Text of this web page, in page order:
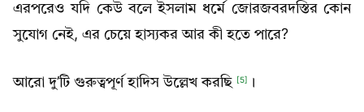
এরপরেও যদি কেউ বলে ইসলাম ধর্মে জোরজবরদস্তির কোন
সুযোগ নেই, এর চেয়ে হাস্যকর আর কী হতে পারে?
আরো দু’টি গুরুত্বপূর্ণ হাদিস উল্লেখ করছি [5] ।